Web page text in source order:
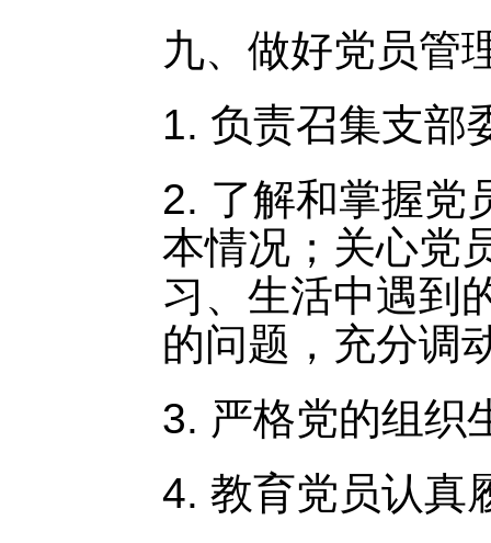
九、做好党员管
1. 负责召集支部
2. 了解和掌握党
本情况；关心党
习、生活中遇到
的问题，充分调
3. 严格党的组织
4. 教育党员认真